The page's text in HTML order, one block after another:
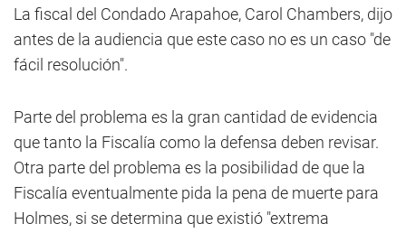
La fiscal del Condado Arapahoe, Carol Chambers, dijo
antes de la audiencia que este caso no es un caso "de
fácil resolución".
Parte del problema es la gran cantidad de evidencia
que tanto la Fiscalía como la defensa deben revisar.
Otra parte del problema es la posibilidad de que la
Fiscalía eventualmente pida la pena de muerte para
Holmes, si se determina que existió "extrema